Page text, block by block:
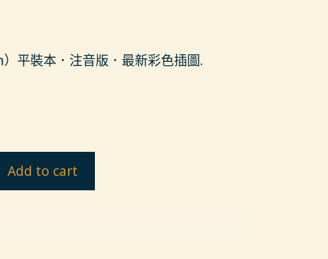
平裝本．注音版．最新彩色插圖.
Add to cart